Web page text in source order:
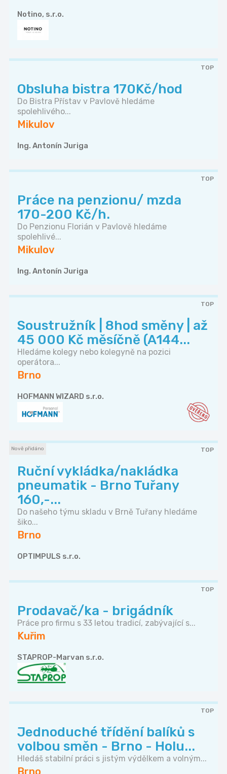
Notino, s.r.o.
TOP
Obsluha bistra 170Kč/hod
Do Bistra Přístav v Pavlově hledáme
spolehlivého...
Mikulov
Ing. Antonín Juriga
TOP
Práce na penzionu/ mzda
170-200 Kč/h.
Do Penzionu Florián v Pavlově hledáme
spolehlivé...
Mikulov
Ing. Antonín Juriga
TOP
Soustružník | 8hod směny | až
45 000 Kč měsíčně (A144...
Hledáme kolegy nebo kolegyně na pozici
operátora...
Brno
HOFMANN WIZARD s.r.o.
Nově přidáno TOP
Ruční vykládka/nakládka
pneumatik - Brno Tuřany
160,-...
Do našeho týmu skladu v Brně Tuřany hledáme
šiko...
Brno
OPTIMPULS s.r.o.
TOP
Prodavač/ka - brigádník
Práce pro firmu s 33 letou tradicí, zabývající s...
Kuřim
STAPROP-Marvan s.r.o.
TOP
Jednoduché třídění balíků s
volbou směn - Brno - Holu...
Hledáš stabilní práci s jistým výdělkem a volným...